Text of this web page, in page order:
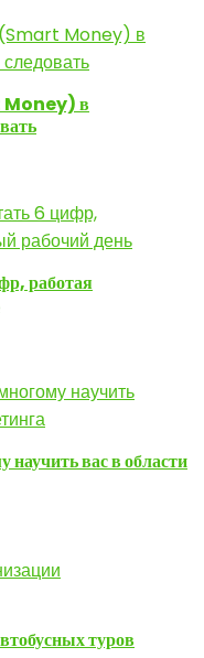
Money) в
работая
вас в области
туров